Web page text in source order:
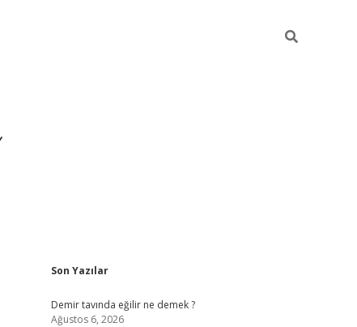
Sidebar
Son Yazılar
Demir tavında eğilir ne demek ?
Ağustos 6, 2026